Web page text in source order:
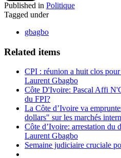
Published in Politique
Tagged under
gbagbo
Related items
CPI : réunion a huit clos pour
Laurent Gbagbo
Côte D'Ivoire: Pascal Affi
du FPI?
La Côte d’Ivoire va
dollars" sur les marchés
Côte d’Ivoire: arrestation du
Laurent Gbagbo
Semaine judiciaire cruciale